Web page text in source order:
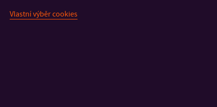
Vlastní výběr cookies